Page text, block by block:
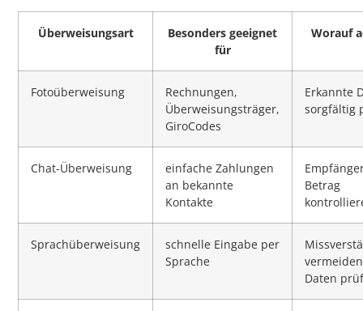
Überweisungsart
Besonders geeignet
für
Worauf
Fotoüberweisung
Rechnungen,
Überweisungsträger,
GiroCodes
Erkannte
sorgfältig
Chat-Überweisung
einfache Zahlungen
an bekannte
Kontakte
Betrag
Sprachüberweisung
schnelle Eingabe per
Sprache
Daten